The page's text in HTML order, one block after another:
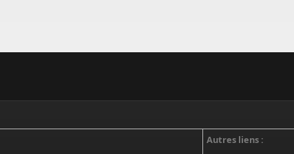
Autres liens :